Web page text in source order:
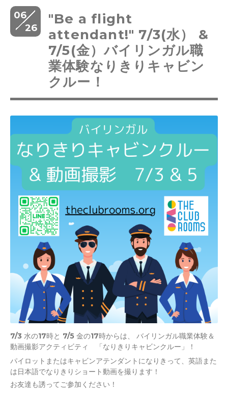
06
26
"Be a flight
attendant!" 7/3(水） &
7/5(金）バイリンガル職
業体験なりきりキャビン
クルー！
7/3 水の17時と 7/5 金の17時からは、 バイリンガル職業体験 ＆
動画撮影アクティビティ 「なりきりキャビンクルー」！
パイロットまたはキャビンアテンダントになりきって、英語また
は日本語でなりきりショート動画を撮ります！
お友達も誘ってご参加ください！